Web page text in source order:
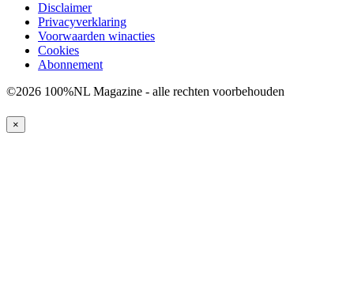
Disclaimer
Privacyverklaring
Voorwaarden winacties
Cookies
Abonnement
©2026 100%NL Magazine - alle rechten voorbehouden
×